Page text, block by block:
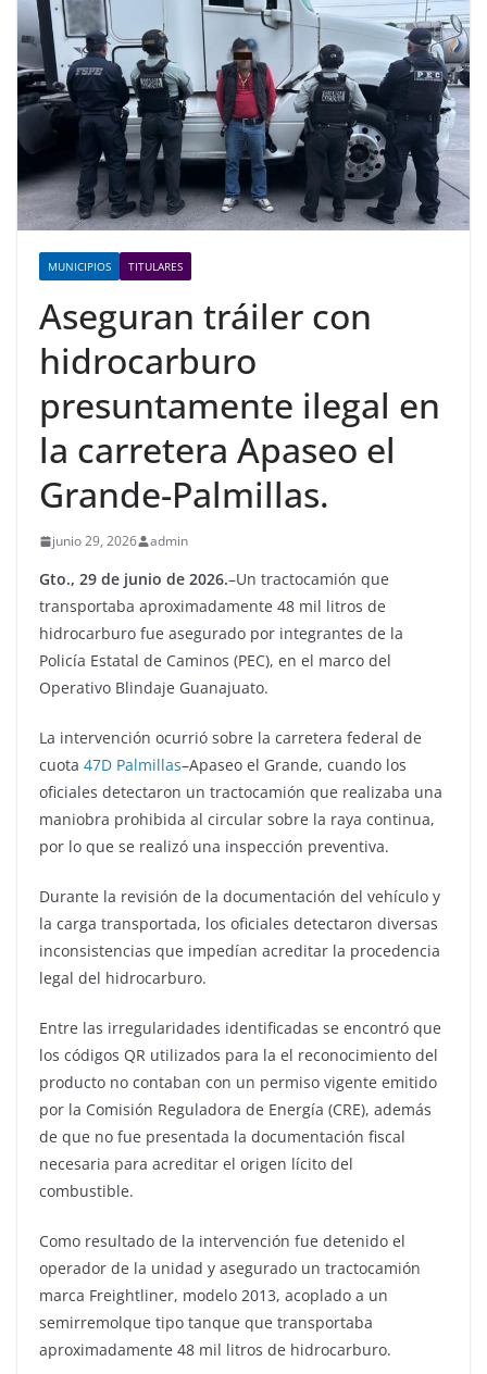
MUNICIPIOS TITULARES
Aseguran tráiler con
hidrocarburo
presuntamente ilegal en
la carretera Apaseo el
Grande-Palmillas.
junio 29, 2026 admin
Gto., 29 de junio de 2026.–Un tractocamión que
transportaba aproximadamente 48 mil litros de
hidrocarburo fue asegurado por integrantes de la
Policía Estatal de Caminos (PEC), en el marco del
Operativo Blindaje Guanajuato.
La intervención ocurrió sobre la carretera federal de
cuota 47D Palmillas–Apaseo el Grande, cuando los
oficiales detectaron un tractocamión que realizaba una
maniobra prohibida al circular sobre la raya continua,
por lo que se realizó una inspección preventiva.
Durante la revisión de la documentación del vehículo y
la carga transportada, los oficiales detectaron diversas
inconsistencias que impedían acreditar la procedencia
legal del hidrocarburo.
Entre las irregularidades identificadas se encontró que
los códigos QR utilizados para la el reconocimiento del
producto no contaban con un permiso vigente emitido
por la Comisión Reguladora de Energía (CRE), además
de que no fue presentada la documentación fiscal
necesaria para acreditar el origen lícito del
combustible.
Como resultado de la intervención fue detenido el
operador de la unidad y asegurado un tractocamión
marca Freightliner, modelo 2013, acoplado a un
semirremolque tipo tanque que transportaba
aproximadamente 48 mil litros de hidrocarburo.